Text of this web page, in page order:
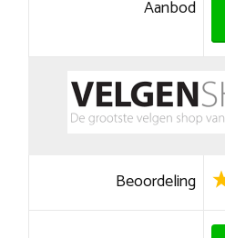
Aanbod
Beoordeling